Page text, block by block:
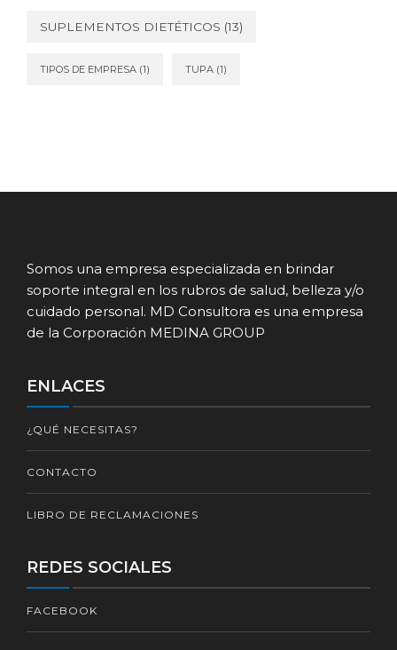
SUPLEMENTOS DIETÉTICOS (13)
TIPOS DE EMPRESA (1) TUPA (1)
Somos una empresa especializada en brindar
soporte integral en los rubros de salud, belleza y/o
cuidado personal. MD Consultora es una empresa
de la Corporación MEDINA GROUP
ENLACES
¿QUÉ NECESITAS?
CONTACTO
LIBRO DE RECLAMACIONES
REDES SOCIALES
FACEBOOK